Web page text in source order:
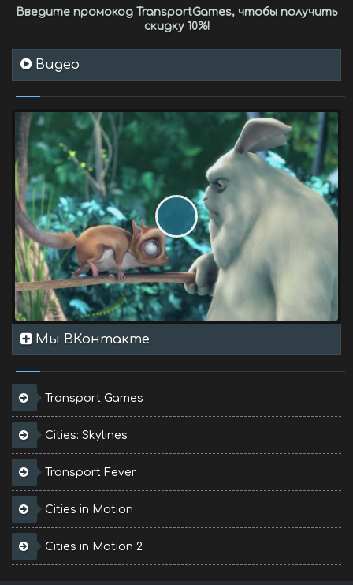
Введите промокод TransportGames, чтобы получить
скидку 10%!
Видео
Мы ВКонтакте
Transport Games
Cities: Skylines
Transport Fever
Cities in Motion
Cities in Motion 2